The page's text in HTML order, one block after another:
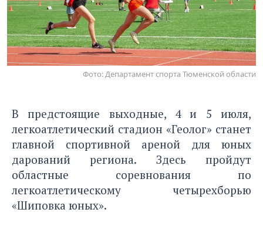
Фото: Департамент спорта Тюменской области
В предстоящие выходные, 4 и 5 июля,
легкоатлетический стадион «Геолог» станет
главной спортивной ареной для юных
дарований региона. Здесь пройдут
областные соревнования по
легкоатлетическому четырехборью
«Шиповка юных».